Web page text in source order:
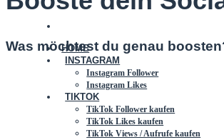
HOME
INSTAGRAM
Instagram Follower
Instagram Likes
TIKTOK
TikTok Follower kaufen
TikTok Likes kaufen
TikTok Views / Aufrufe kaufen
Was möchtest du genau